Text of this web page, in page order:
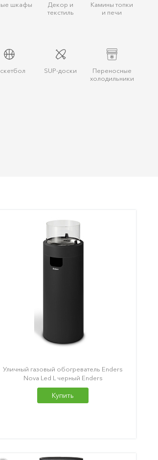
шкафы
Декор и
текстиль
Камины топки
и печи
SUP-доски
Переносные
холодильники
Уличный газовый обогреватель Enders
Nova Led L черный Enders
Купить